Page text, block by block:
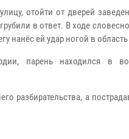
отойти от дверей
в ответ. В ходе
нанёс ей удар ногой в
парень находился в
разбирательства, а